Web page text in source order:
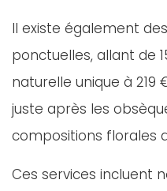
Il existe également
ponctuelles, allant de
naturelle unique à
juste après les
compositions florales
Ces services incluent